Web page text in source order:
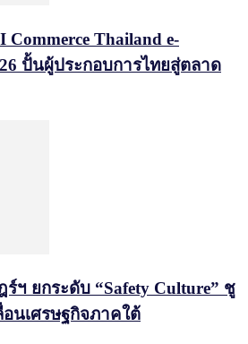
Thailand e-
ปั้นผู้ประกอบการไทยสู่ตลาด
ฯ ยกระดับ “Safety Culture” ชู
อนเศรษฐกิจภาคใต้